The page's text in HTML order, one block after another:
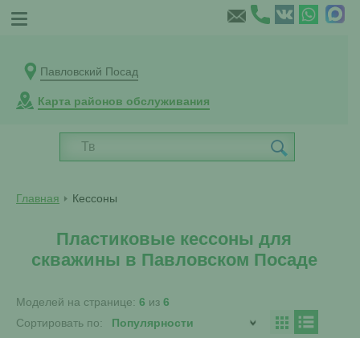
Павловский Посад
Карта районов обслуживания
Главная Кессоны
Пластиковые кессоны для
скважины в Павловском Посаде
Моделей на странице: 6 из 6
Сортировать по: